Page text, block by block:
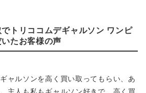
トリココムデギャルソン ワンピ
たお客様の声
ャルソンを高く買い取ってもらい、あ